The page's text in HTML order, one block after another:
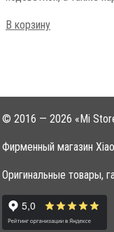
В корзину
© 2016 — 2026 «Mi
Фирменный магазин
Оригинальные товары,